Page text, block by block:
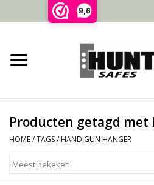
9,6
Home
Gecertificeerd
Niet gecertificeerd
Producten getagd
HOME/TAGS/ HAND GUN HANGER